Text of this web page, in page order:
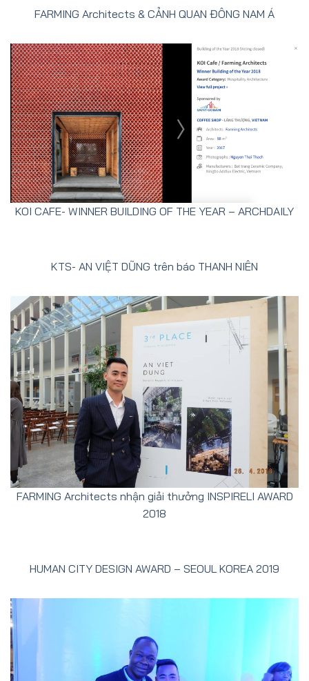
FARMING Architects & CẢNH QUAN ĐÔNG NAM Á
KOI CAFE- WINNER BUILDING OF THE YEAR – ARCHDAILY
KTS- AN VIỆT DŨNG trên báo THANH NIÊN
FARMING Architects nhận giải thưởng INSPIRELI AWARD
2018
HUMAN CITY DESIGN AWARD – SEOUL KOREA 2019